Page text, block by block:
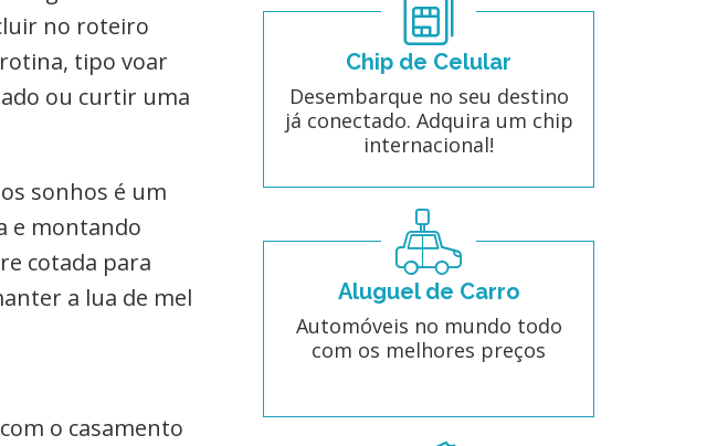
no roteiro
tipo voar
ou curtir uma
sonhos é um
e montando
cotada para
a lua de mel
o casamento
Chip de Celular
Desembarque no seu destino
já conectado. Adquira um chip
internacional!
Aluguel de Carro
Automóveis no mundo todo
com os melhores preços